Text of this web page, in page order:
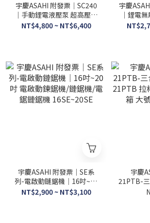
宇慶ASAHI 附發票｜SC240
｜手動鋰電液壓泵 超高壓電
動泵 小型油壓泵
NT$4,800 ~ NT$6,400
宇慶
｜鋰電
鋼筋冷
宇慶ASAHI 附發票｜SE系
列-電啟動鏈鋸機｜16吋~20
吋 電啟動鍊鋸機/鏈鋸機/電
NT$2,900 ~ NT$3,100
宇慶
21PTB-
21PTB